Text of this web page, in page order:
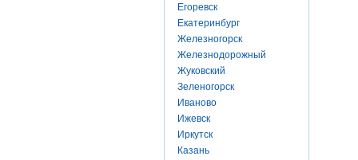
Егоревск
Екатеринбург
Железногорск
Железнодорожный
Жуковский
Зеленогорск
Иваново
Ижевск
Иркутск
Казань